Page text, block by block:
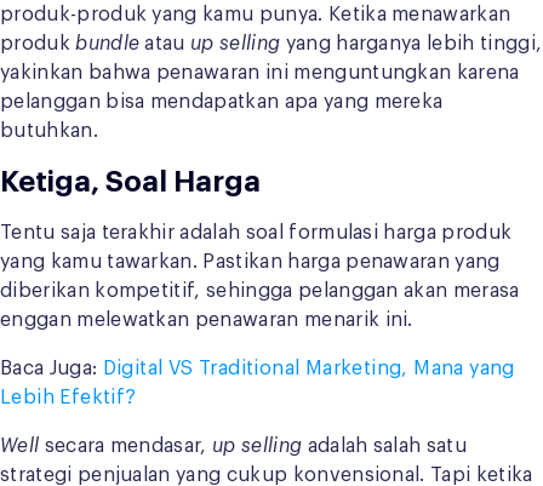
produk-produk yang kamu punya. Ketika menawarkan
produk bundle atau up selling yang harganya lebih tinggi,
yakinkan bahwa penawaran ini menguntungkan karena
pelanggan bisa mendapatkan apa yang mereka
butuhkan.
Ketiga, Soal Harga
Tentu saja terakhir adalah soal formulasi harga produk
yang kamu tawarkan. Pastikan harga penawaran yang
diberikan kompetitif, sehingga pelanggan akan merasa
enggan melewatkan penawaran menarik ini.
Baca Juga: Digital VS Traditional Marketing, Mana yang
Lebih Efektif?
Well secara mendasar, up selling adalah salah satu
strategi penjualan yang cukup konvensional. Tapi ketika